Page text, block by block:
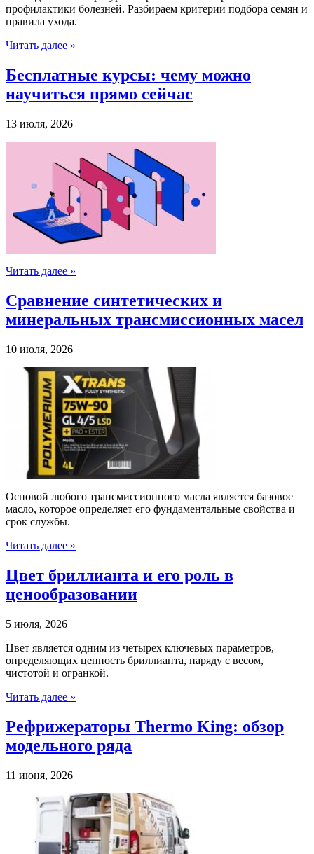
профилактики болезней. Разбираем критерии подбора семян и
правила ухода.
Читать далее »
Бесплатные курсы: чему можно
научиться прямо сейчас
13 июля, 2026
Читать далее »
Сравнение синтетических и
минеральных трансмиссионных масел
10 июля, 2026
Основой любого трансмиссионного масла является базовое
масло, которое определяет его фундаментальные свойства и
срок службы.
Читать далее »
Цвет бриллианта и его роль в
ценообразовании
5 июля, 2026
Цвет является одним из четырех ключевых параметров,
определяющих ценность бриллианта, наряду с весом,
чистотой и огранкой.
Читать далее »
Рефрижераторы Thermo King: обзор
модельного ряда
11 июня, 2026